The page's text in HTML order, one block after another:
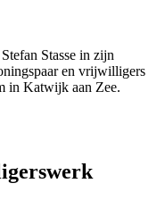
Stasse in zijn
en vrijwilligers
in Katwijk aan Zee.